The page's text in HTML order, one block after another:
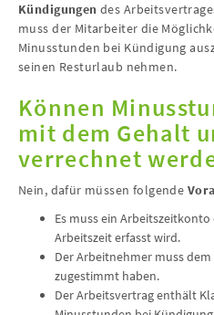
Kündigungen des
muss der Mitarbeiter die
Minusstunden bei Kündigung
seinen Resturlaub nehmen.
Können
mit dem Gehalt
verrechnet
Nein, dafür müssen folgende
Es muss ein
Arbeitszeit erfasst wird.
Der Arbeitnehmer muss
zugestimmt haben.
Der Arbeitsvertrag enthält